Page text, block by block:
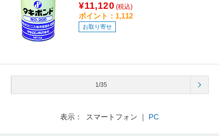
¥11,120 (税込)
ポイント：1,112
お取り寄せ
1/35
表示： スマートフォン ｜ PC